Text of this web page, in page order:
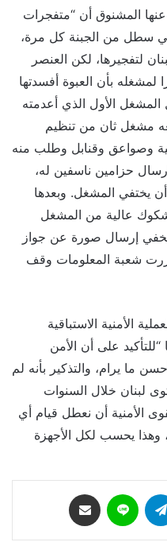
المشنوق أن “متفجرات
سطل من الجبنة كل مرة،
لتفجيرها، لكن العنصر
بأن العبوة أفسدتها
الأول الذي أعدمته
مشغل ثان من تنظيم
وصواعق وقنابل وطلب منه
حزامين ناسفين له،
يختفي المشغل. وبعدها
عالية من المشغل
إرسال صورة عن جواز
شعبة المعلومات وقف
الأمنية الاستباقية
على أن الأمن
ما يرام، والتذكير بأنه لم
لبنان خلال السنوات
الأمنية أن نعطل قيام أي
وهذا يحسب لكل الأجهزة
تيلقرام لاين